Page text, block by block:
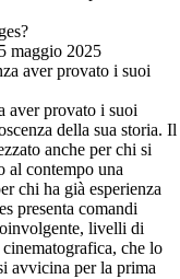
maggio 2025
aver provato i suoi
aver provato i suoi
della sua storia. Il
anche per chi si
al contempo una
chi ha già esperienza
presenta comandi
livelli di
che lo
avvicina per la prima